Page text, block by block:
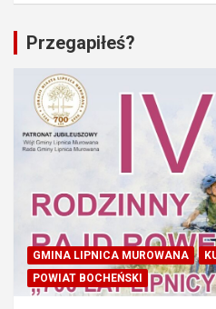
Przegapiłeś?
GMINA LIPNICA MUROWANA
POWIAT BOCHEŃSKI